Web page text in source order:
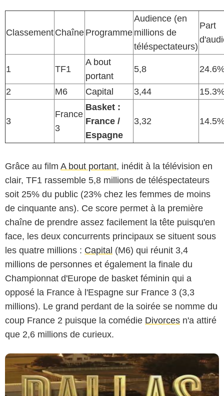
Classement Chaîne Programme
Audience (en
millions de
téléspectateurs)
Part
1 TF1
A bout
portant
5,8
2 M6 Capital 3,44
3
France
3
Basket :
France /
Espagne
3,32
Grâce au film A bout portant, inédit à la télévision en
clair, TF1 rassemble 5,8 millions de téléspectateurs
soit 25% du public (23% chez les femmes de moins
de cinquante ans). Ce score permet à la première
chaîne de prendre assez facilement la tête puisqu'en
face, les deux concurrents principaux se situent sous
les quatre millions : Capital (M6) qui réunit 3,4
millions de personnes et également la finale du
Championnat d'Europe de basket féminin qui a
opposé la France à l'Espagne sur France 3 (3,3
millions). Le grand perdant de la soirée se nomme du
coup France 2 puisque la comédie Divorces n'a attiré
que 2,6 millions de curieux.